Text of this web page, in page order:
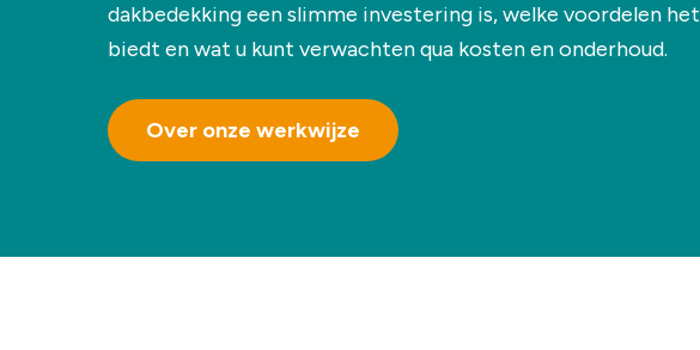
dakbedekking een slimme investering is, welke voordelen het
biedt en wat u kunt verwachten qua kosten en onderhoud.
Over onze werkwijze